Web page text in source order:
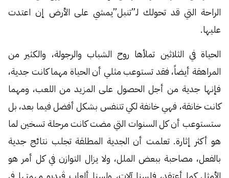
الراحة التي قد تحولك لـ”تنبل”يمشي على الأرض إن اعتدت
عليها.
الحياة في الثلاثين تملأها روح الشباب والرجولة، والكثير من
المراهقة أيضاً، فقد تستوعب مثلي أن الحياة مهما كانت جدية،
فإنها جدية من أجل الحصول على المزيد من اللعب، ومهما
كانت خانقة، فهي خانفة لكي تتنفس بشكل أفضل فيما بعد، بل
ستستوعب أن كل السنوات التي مضت كانت مرحلة تسخين لما
هو أكثر إثارة. تعلمت أن الجدية المطلقة تجلب نتائج جدية
بالفعل، مصاحبة ببعض الملل، ولا يزال التوازن في كل أمر هو